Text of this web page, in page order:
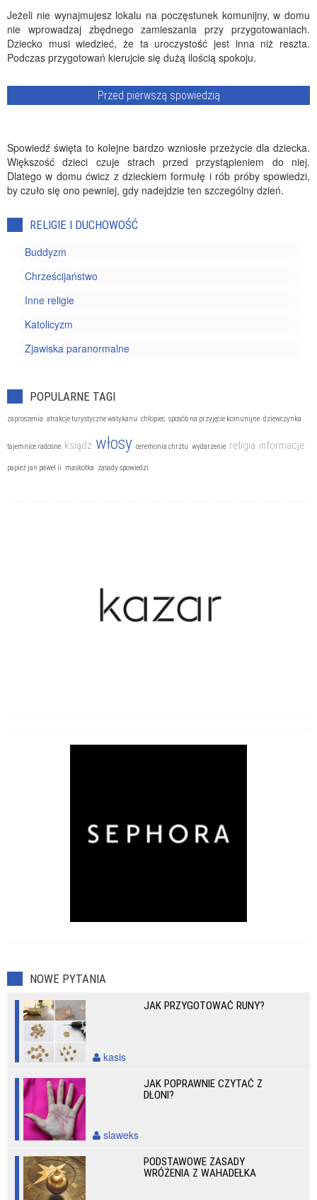
Jeżeli nie wynajmujesz lokalu na poczęstunek komunijny, w domu
nie wprowadzaj zbędnego zamieszania przy przygotowaniach.
Dziecko musi wiedzieć, że ta uroczystość jest inna niż reszta.
Podczas przygotowań kierujcie się dużą ilością spokoju.
Przed pierwszą spowiedzią
Spowiedź święta to kolejne bardzo wzniosłe przeżycie dla dziecka.
Większość dzieci czuje strach przed przystąpieniem do niej.
Dlatego w domu ćwicz z dzieckiem formułę i rób próby spowiedzi,
by czuło się ono pewniej, gdy nadejdzie ten szczególny dzień.
RELIGIE I DUCHOWOŚĆ
Buddyzm
Chrześcijaństwo
Inne religie
Katolicyzm
Zjawiska paranormalne
POPULARNE TAGI
zaproszenia atrakcje turystyczne watykanu chłopiec sposób na przyjęcie komunijne dziewczynka
tajemnice radosne ksiądz włosy ceremonia chrztu wydarzenie religia informacje
papież jan paweł ii maskotka zasady spowiedzi
NOWE PYTANIA
JAK PRZYGOTOWAĆ RUNY?
kasis
JAK POPRAWNIE CZYTAĆ Z
DŁONI?
slaweks
PODSTAWOWE ZASADY
WRÓŻENIA Z WAHADEŁKA